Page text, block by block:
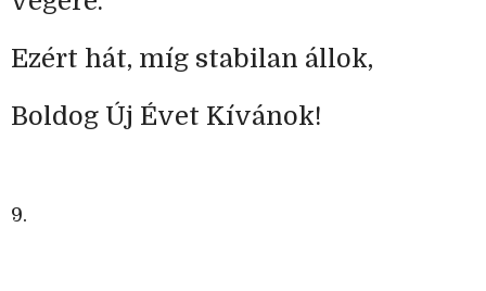
Ezért hát, míg stabilan állok,
Boldog Új Évet Kívánok!
9.